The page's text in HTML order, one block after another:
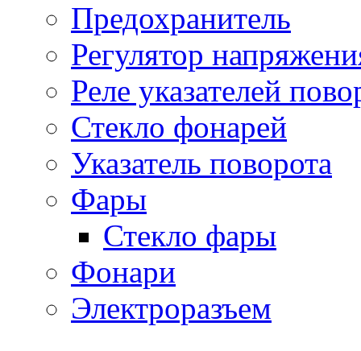
Предохранитель
Регулятор
Реле указателей
Стекло фонарей
Указатель поворота
Фары
Стекло фары
Фонари
Электроразъем